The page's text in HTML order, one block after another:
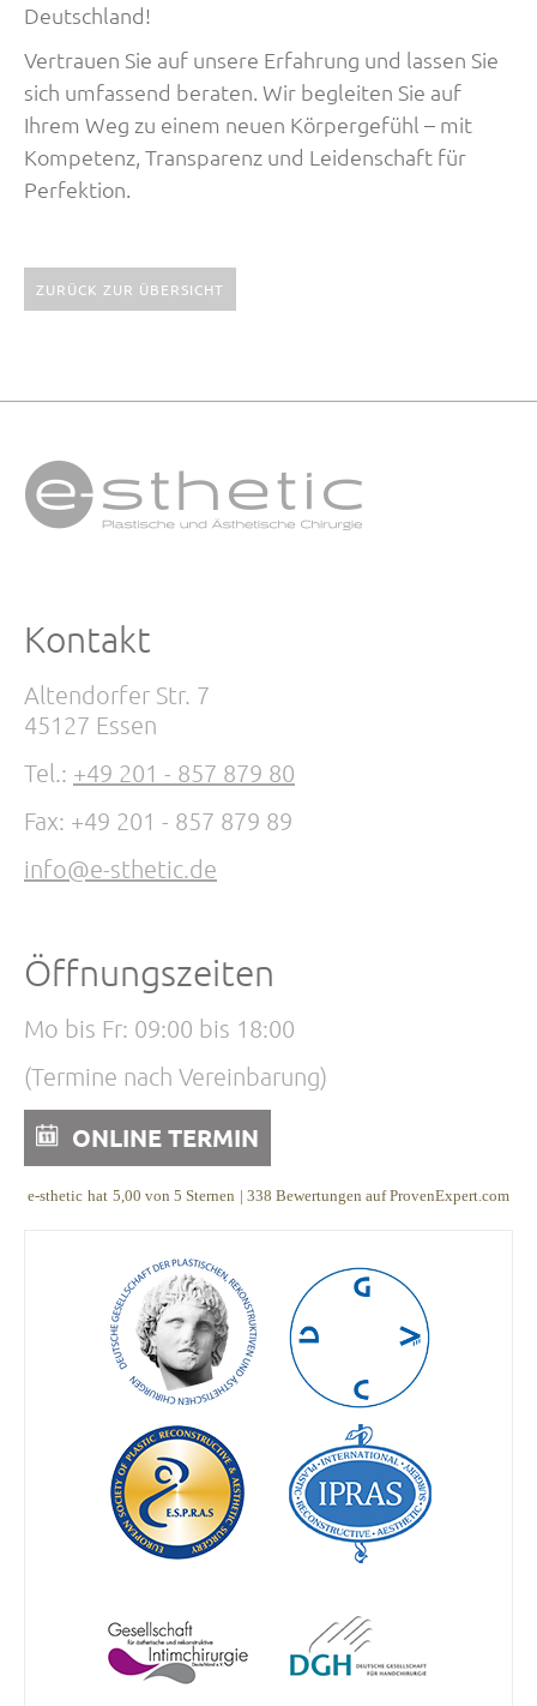
Deutschland!
Vertrauen Sie auf unsere Erfahrung und lassen Sie
sich umfassend beraten. Wir begleiten Sie auf
Ihrem Weg zu einem neuen Körpergefühl – mit
Kompetenz, Transparenz und Leidenschaft für
Perfektion.
ZURÜCK ZUR ÜBERSICHT
Kontakt
Altendorfer Str. 7
45127 Essen
Tel.: +49 201 - 857 879 80
Fax: +49 201 - 857 879 89
info@e-sthetic.de
Öffnungszeiten
Mo bis Fr: 09:00 bis 18:00
(Termine nach Vereinbarung)
ONLINE TERMIN
e-sthetic hat 5,00 von 5 Sternen 338 Bewertungen auf ProvenExpert.com